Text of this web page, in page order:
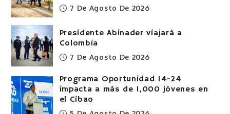
7 De Agosto De 2026
Presidente Abinader viajará a
Colombia
7 De Agosto De 2026
Programa Oportunidad 14-24
impacta a más de 1,000 jóvenes en
el Cibao